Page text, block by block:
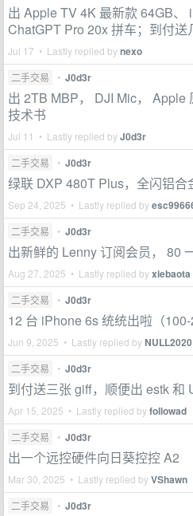
出 Apple TV 4K 最新款 64GB、
ChatGPT Pro 20x 拼车；到付送
Jul 17 • Lastly replied bynexo
二手交易 • J0d3r
出 2TB MBP， DJI Mic， Apple
技术书
Jul 11 • Lastly replied byJ0d3r
二手交易 • J0d3r
绿联 DXP 480T Plus，全闪铝合
Sep 24, 2025 • Lastly replied by
二手交易 • J0d3r
出新鲜的 Lenny 订阅会员， 80
Aug 27, 2025 • Lastly replied byxiebaota
二手交易 • J0d3r
12 台 iPhone 6s 统统出啦（
Jun 9, 2025 • Lastly replied byNULL2020
二手交易 • J0d3r
到付送三张 giff，顺便出 estk 和
Apr 15, 2025 • Lastly replied byfollowad
二手交易 • J0d3r
出一个远控硬件向日葵控控 A2
Mar 30, 2025 • Lastly replied byVShawn
二手交易 • J0d3r